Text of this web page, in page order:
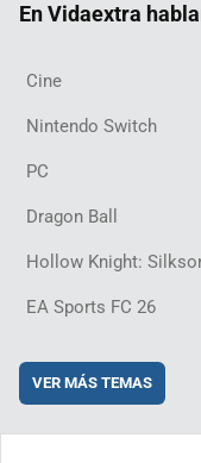
En Vidaextra
Cine
Nintendo Switch
PC
Dragon Ball
Hollow Knight:
EA Sports FC 26
VER MÁS TEMAS